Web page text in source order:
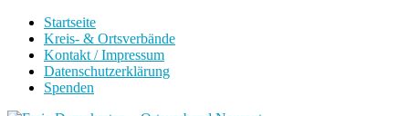
Startseite
Kreis- & Ortsverbände
Kontakt / Impressum
Datenschutzerklärung
Spenden